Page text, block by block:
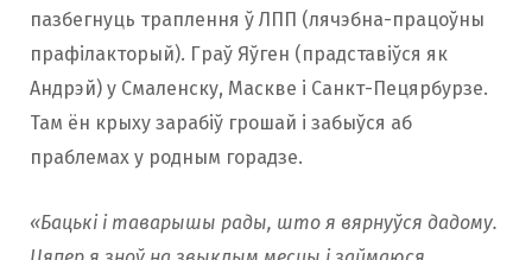
пазбегнуць траплення ў ЛПП (лячэбна-працоўны
прафілакторый). Граў Яўген (прадставіўся як
Андрэй) у Смаленску, Маскве і Санкт-Пецярбурзе.
Там ён крыху зарабіў грошай і забыўся аб
праблемах у родным горадзе.
«Бацькі і таварышы рады, што я вярнуўся дадому.